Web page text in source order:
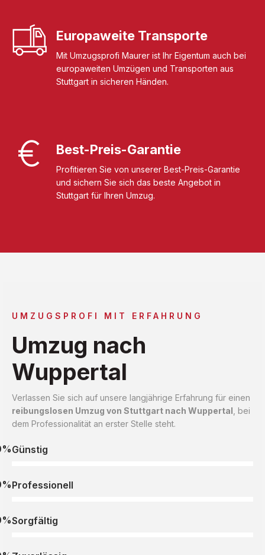
Europaweite Transporte
Mit Umzugsprofi Maurer ist Ihr Eigentum auch bei
europaweiten Umzügen und Transporten aus
Stuttgart in sicheren Händen.
Best-Preis-Garantie
Profitieren Sie von unserer Best-Preis-Garantie
und sichern Sie sich das beste Angebot in
Stuttgart für Ihren Umzug.
UMZUGSPROFI MIT ERFAHRUNG
Umzug nach
Wuppertal
Verlassen Sie sich auf unsere langjährige Erfahrung für einen
reibungslosen Umzug von Stuttgart nach Wuppertal , bei
dem Professionalität an erster Stelle steht.
Günstig
Professionell
Sorgfältig